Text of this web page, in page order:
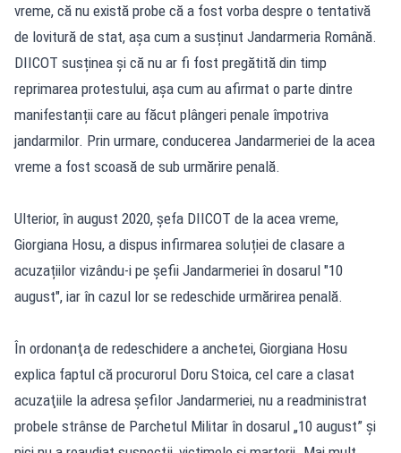
vreme, că nu există probe că a fost vorba despre o tentativă
de lovitură de stat, așa cum a susținut Jandarmeria Română.
DIICOT susținea și că nu ar fi fost pregătită din timp
reprimarea protestului, așa cum au afirmat o parte dintre
manifestanții care au făcut plângeri penale împotriva
jandarmilor. Prin urmare, conducerea Jandarmeriei de la acea
vreme a fost scoasă de sub urmărire penală.
Ulterior, în august 2020, șefa DIICOT de la acea vreme,
Giorgiana Hosu, a dispus infirmarea soluției de clasare a
acuzațiilor vizându-i pe șefii Jandarmeriei în dosarul "10
august", iar în cazul lor se redeschide urmărirea penală.
În ordonanţa de redeschidere a anchetei, Giorgiana Hosu
explica faptul că procurorul Doru Stoica, cel care a clasat
acuzaţiile la adresa şefilor Jandarmeriei, nu a readministrat
probele strânse de Parchetul Militar în dosarul „10 august” şi